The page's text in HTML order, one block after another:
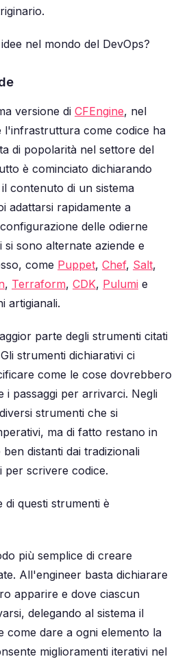
nel mondo del DevOps?
versione di CFEngine, nel
l'infrastruttura come codice ha
di popolarità nel settore del
è cominciato dichiarando
contenuto di un sistema
adattarsi rapidamente a
delle odierne
sono alternate aziende e
come Puppet, Chef, Salt,
, Terraform, CDK, Pulumi e
artigianali.
parte degli strumenti citati
strumenti dichiarativi ci
come le cose dovrebbero
i passaggi per arrivarci. Negli
strumenti che si
ma di fatto restano in
distanti dai tradizionali
per scrivere codice.
di questi strumenti è
più semplice di creare
All'engineer basta dichiarare
apparire e dove ciascun
delegando al sistema il
come dare a ogni elemento la
miglioramenti iterativi nel